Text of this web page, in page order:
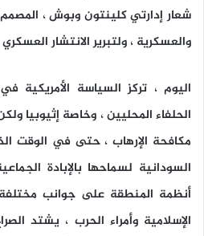
شعار إدارتي كلينتون وبوش ،
والعسكرية ، ولتبرير الانتشار
اليوم ، تركز السياسة الأمريكية
الحلفاء المحليين ، وخاصة إثيوبيا
مكافحة الإرهاب ، حتى في الوقت
السودانية لسماحها بالإبادة
أنظمة المنطقة على جوانب